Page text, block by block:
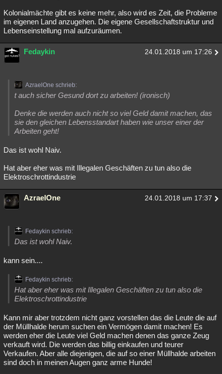
Kolonialmächte gibt es keine mehr, also wird es Zeit, die Probleme
im eigenen Land anzugehen. Die eigene Gesellschaftstruktur und
Lebenseinstellung mal aufzuräumen.
Fedaykin 24.01.2018 um 17:26
AzraelOne schrieb:
t auch sicher Gesund dort zu arbeiten! (ironisch)
Denke die werden auch nicht so viel Geld damit machen, das
sie den gleichen Lebensstandart haben wie unser einer der
Arbeiten geht!
Das ist wohl Naiv.
Hat aber eher was mit Illegalen Geschäften zu tun also die
Elektroschrottindustrie
AzraelOne 24.01.2018 um 17:37
Fedaykin schrieb:
Das ist wohl Naiv.
kann sein....
Fedaykin schrieb:
Hat aber eher was mit Illegalen Geschäften zu tun also die
Elektroschrottindustrie
Kann mir aber trotzdem nicht ganz vorstellen das die Leute die auf
der Müllhalde herum suchen ein Vermögen damit machen! Es
werden eher die Leute viel Geld machen denen das ganze Zeug
verkauft wird. Die werden das billig einkaufen und teurer
Verkaufen. Aber alle diejenigen, die auf so einer Müllhalde arbeiten
sind doch in meinen Augen ganz arme Hunde!